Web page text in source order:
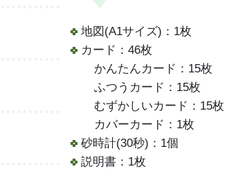
地図(A1サイズ)：1枚
カード：46枚
かんたんカード：15枚
ふつうカード：15枚
むずかしいカード：15枚
カバーカード：1枚
砂時計(30秒)：1個
説明書：1枚